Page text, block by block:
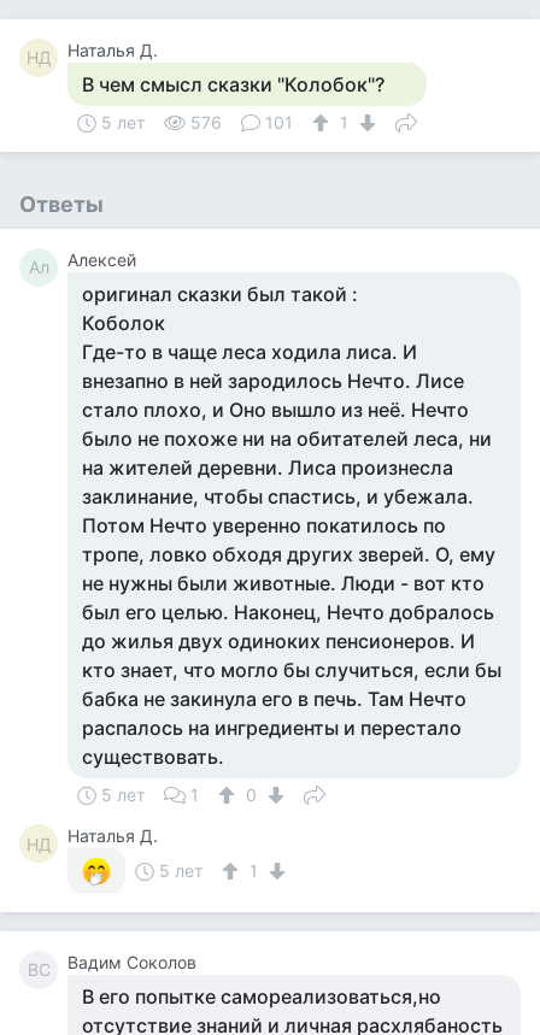
НД Наталья Д.
В чем смысл сказки "Колобок"?
5 лет 576 101 1
Ответы
Ал Алексей
оригинал сказки был такой :
Коболок
Где-то в чаще леса ходила лиса. И
внезапно в ней зародилось Нечто. Лисе
стало плохо, и Оно вышло из неё. Нечто
было не похоже ни на обитателей леса, ни
на жителей деревни. Лиса произнесла
заклинание, чтобы спастись, и убежала.
Потом Нечто уверенно покатилось по
тропе, ловко обходя других зверей. О, ему
не нужны были животные. Люди - вот кто
был его целью. Наконец, Нечто добралось
до жилья двух одиноких пенсионеров. И
кто знает, что могло бы случиться, если бы
бабка не закинула его в печь. Там Нечто
распалось на ингредиенты и перестало
существовать.
5 лет 1 0
НД
Наталья Д.
5 лет
1
ВС Вадим Соколов
В его попытке самореализоваться,но
отсутствие знаний и личная расхлябаность